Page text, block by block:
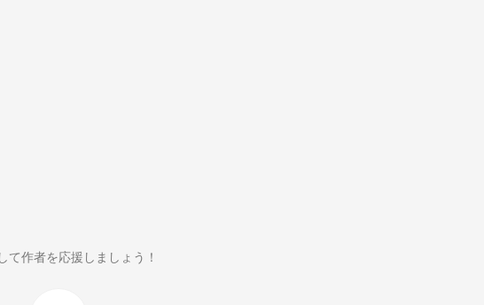
て作者を応援しましょう！